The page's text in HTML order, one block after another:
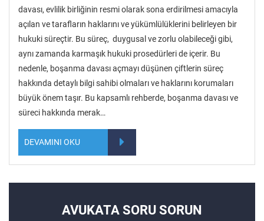
davası, evlilik birliğinin resmi olarak sona erdirilmesi amacıyla
açılan ve tarafların haklarını ve yükümlülüklerini belirleyen bir
hukuki süreçtir. Bu süreç, duygusal ve zorlu olabileceği gibi,
aynı zamanda karmaşık hukuki prosedürleri de içerir. Bu
nedenle, boşanma davası açmayı düşünen çiftlerin süreç
hakkında detaylı bilgi sahibi olmaları ve haklarını korumaları
büyük önem taşır. Bu kapsamlı rehberde, boşanma davası ve
süreci hakkında merak…
DEVAMINI OKU
AVUKATA SORU SORUN